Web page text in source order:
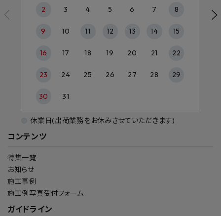
コンテンツ
特集一覧
お知らせ
施工事例
施工例写真受付フォーム
ガイドライン
2 3 4 5 6 7 8
9 10 11 12 13 14 15
16 17 18 19 20 21 22
23 24 25 26 27 28 29
30 31
休業日(出荷業務をお休みさせていただきます)